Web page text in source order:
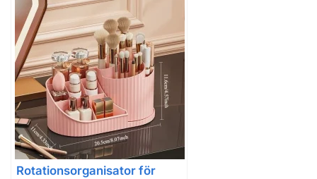
Rotationsorganisator för